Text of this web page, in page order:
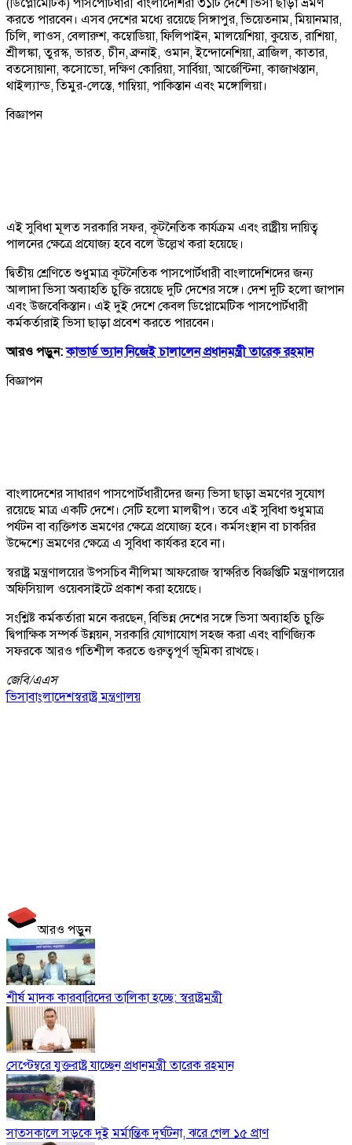
করতে পারবেন। এসব দেশের মধ্যে রয়েছে সিঙ্গাপুর, ভিয়েতনাম, মিয়ানমার,
চিলি, লাওস, বেলারুশ, কম্বোডিয়া, ফিলিপাইন, মালয়েশিয়া, কুয়েত, রাশিয়া,
শ্রীলঙ্কা, তুরস্ক, ভারত, চীন, ব্রুনাই, ওমান, ইন্দোনেশিয়া, ব্রাজিল, কাতার,
বতসোয়ানা, কসোভো, দক্ষিণ কোরিয়া, সার্বিয়া, আর্জেন্টিনা, কাজাখস্তান,
থাইল্যান্ড, তিমুর-লেস্তে, গাম্বিয়া, পাকিস্তান এবং মঙ্গোলিয়া।
বিজ্ঞাপন
এই সুবিধা মূলত সরকারি সফর, কূটনৈতিক কার্যক্রম এবং রাষ্ট্রীয় দায়িত্ব
পালনের ক্ষেত্রে প্রযোজ্য হবে বলে উল্লেখ করা হয়েছে।
দ্বিতীয় শ্রেণিতে শুধুমাত্র কূটনৈতিক পাসপোর্টধারী বাংলাদেশিদের জন্য
আলাদা ভিসা অব্যাহতি চুক্তি রয়েছে দুটি দেশের সঙ্গে। দেশ দুটি হলো জাপান
এবং উজবেকিস্তান। এই দুই দেশে কেবল ডিপ্লোমেটিক পাসপোর্টধারী
কর্মকর্তারাই ভিসা ছাড়া প্রবেশ করতে পারবেন।
আরও পড়ুন:কাভার্ড ভ্যান নিজেই চালালেন প্রধানমন্ত্রী তারেক রহমান
বিজ্ঞাপন
বাংলাদেশের সাধারণ পাসপোর্টধারীদের জন্য ভিসা ছাড়া ভ্রমণের সুযোগ
রয়েছে মাত্র একটি দেশে। সেটি হলো মালদ্বীপ। তবে এই সুবিধা শুধুমাত্র
পর্যটন বা ব্যক্তিগত ভ্রমণের ক্ষেত্রে প্রযোজ্য হবে। কর্মসংস্থান বা চাকরির
উদ্দেশ্যে ভ্রমণের ক্ষেত্রে এ সুবিধা কার্যকর হবে না।
স্বরাষ্ট্র মন্ত্রণালয়ের উপসচিব নীলিমা আফরোজ স্বাক্ষরিত বিজ্ঞপ্তিটি মন্ত্রণালয়ের
অফিসিয়াল ওয়েবসাইটে প্রকাশ করা হয়েছে।
সংশ্লিষ্ট কর্মকর্তারা মনে করছেন, বিভিন্ন দেশের সঙ্গে ভিসা অব্যাহতি চুক্তি
দ্বিপাক্ষিক সম্পর্ক উন্নয়ন, সরকারি যোগাযোগ সহজ করা এবং বাণিজ্যিক
সফরকে আরও গতিশীল করতে গুরুত্বপূর্ণ ভূমিকা রাখছে।
জেবি/এএস
ভিসাবাংলাদেশস্বরাষ্ট্র মন্ত্রণালয়
আরও পড়ুন
শীর্ষ মাদক কারবারিদের তালিকা হচ্ছে: স্বরাষ্ট্রমন্ত্রী
সেপ্টেম্বরে যুক্তরাষ্ট্র যাচ্ছেন প্রধানমন্ত্রী তারেক রহমান
সাতসকালে সড়কে দুই মর্মান্তিক দুর্ঘটনা, ঝরে গেল ১৫ প্রাণ